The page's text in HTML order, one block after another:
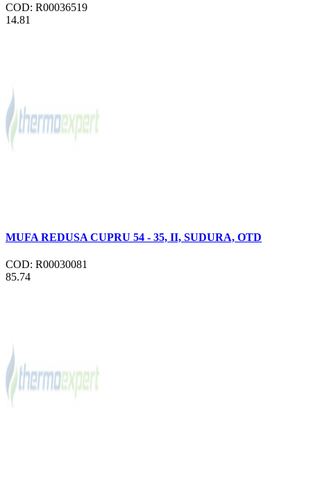
COD: R00036519
14.81
MUFA REDUSA CUPRU 54 - 35, II, SUDURA, OTD
COD: R00030081
85.74